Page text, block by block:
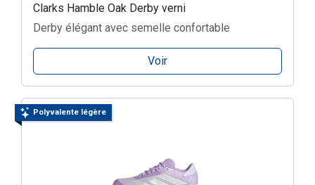
Clarks Hamble Oak Derby verni
Derby élégant avec semelle confortable
Voir
Polyvalente légère